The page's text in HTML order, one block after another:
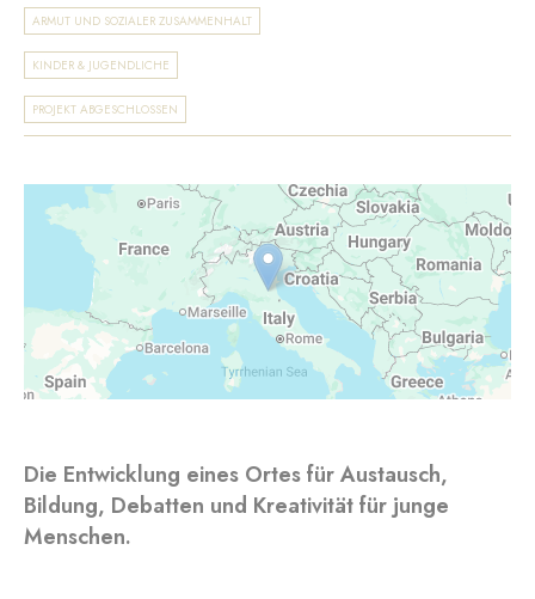
ARMUT UND SOZIALER ZUSAMMENHALT
KINDER & JUGENDLICHE
PROJEKT ABGESCHLOSSEN
Die Entwicklung eines Ortes für Austausch,
Bildung, Debatten und Kreativität für junge
Menschen.